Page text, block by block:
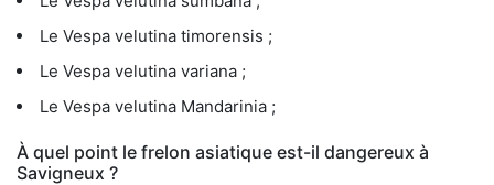
Le Vespa velutina timorensis ;
Le Vespa velutina variana ;
Le Vespa velutina Mandarinia ;
À quel point le frelon asiatique est-il dangereux à
Savigneux ?